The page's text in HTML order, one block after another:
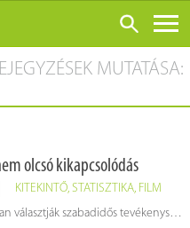
MUTATÁSA:
olcsó kikapcsolódás
KITEKINTŐ, STATISZTIKA, FILM
Nyáron sokan választják szabadidős tevékenységnek a mozik hűsítő termeiben a filmnézést, ám nem minden országban számít ez olcsó kikapcsolódási formának.